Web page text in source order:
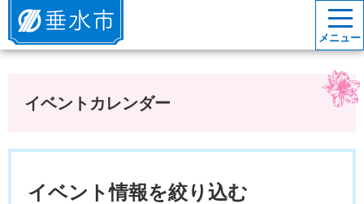
垂水市
メニュー
イベントカレンダー
イベント情報を絞り込む